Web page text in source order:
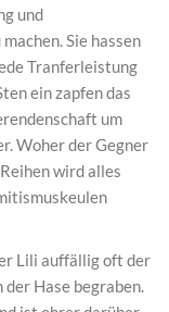
und
Sie hassen
Tranferleistung
ein zapfen das
um
Woher der Gegner
wird alles
Lili auffällig oft der
der Hase begraben.